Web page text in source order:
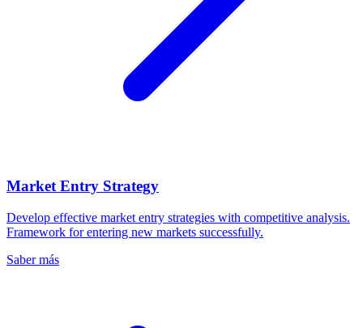
Market Entry Strategy
Develop effective market entry strategies with competitive analysis.
Framework for entering new markets successfully.
Saber más